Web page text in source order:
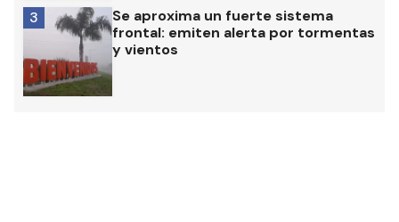
Se aproxima un fuerte sistema
frontal: emiten alerta por tormentas
y vientos
3